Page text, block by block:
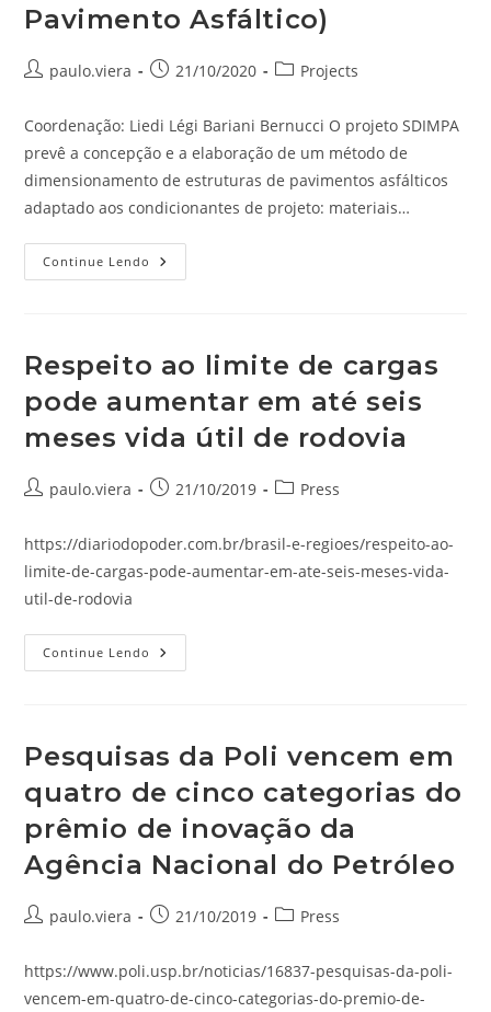
Pavimento Asfáltico)
Autor
post:
paulo.viera
Post21/10/2020
Categoria
Projects
Coordenação: Liedi Légi Bariani Bernucci O projeto SDIMPA
prevê a concepção e a elaboração de um método de
dimensionamento de estruturas de pavimentos asfálticos
adaptado aos condicionantes de projeto: materiais…
Continue Lendo Desenvolvimento
De
Pavimentos
SDIMPA
(Sistema
De
Dimensionamento
Pavimento
Asfáltico)
Respeito ao limite de cargas
pode aumentar em até seis
meses vida útil de rodovia
Autor
post:
paulo.viera
Post21/10/2019
Categoria
post:
Press
https://diariodopoder.com.br/brasil-e-regioes/respeito-ao-
limite-de-cargas-pode-aumentar-em-ate-seis-meses-vida-
util-de-rodovia
Continue Lendo Respeito
Ao
Aumentar
Em
Seis
Meses
Vida
Útil
De
Rodovia
Pesquisas da Poli vencem em
quatro de cinco categorias do
prêmio de inovação da
Agência Nacional do Petróleo
Autor
post:
paulo.viera
Post21/10/2019
Categoria
post:
Press
https://www.poli.usp.br/noticias/16837-pesquisas-da-poli-
vencem-em-quatro-de-cinco-categorias-do-premio-de-